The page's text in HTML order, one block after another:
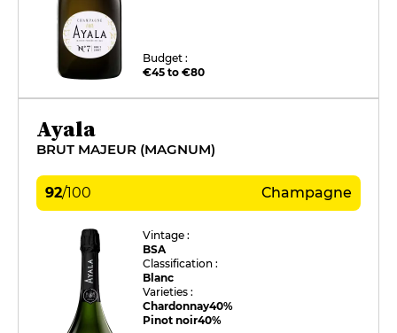
Budget :
€45 to €80
Ayala
BRUT MAJEUR (MAGNUM)
92/100 Champagne
Vintage :
BSA
Classification :
Blanc
Varieties :
Chardonnay40%
Pinot noir40%